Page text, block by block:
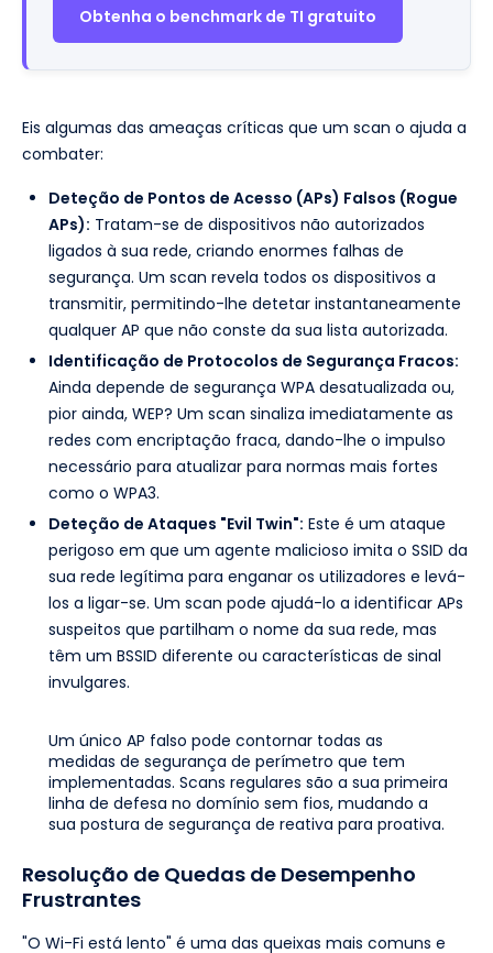
Obtenha o benchmark de TI gratuito
Eis algumas das ameaças críticas que um scan o ajuda a
combater:
Deteção de Pontos de Acesso (APs) Falsos (Rogue
APs): Tratam-se de dispositivos não autorizados
ligados à sua rede, criando enormes falhas de
segurança. Um scan revela todos os dispositivos a
transmitir, permitindo-lhe detetar instantaneamente
qualquer AP que não conste da sua lista autorizada.
Identificação de Protocolos de Segurança Fracos:
Ainda depende de segurança WPA desatualizada ou,
pior ainda, WEP? Um scan sinaliza imediatamente as
redes com encriptação fraca, dando-lhe o impulso
necessário para atualizar para normas mais fortes
como o WPA3.
Deteção de Ataques "Evil Twin": Este é um ataque
perigoso em que um agente malicioso imita o SSID da
sua rede legítima para enganar os utilizadores e levá-
los a ligar-se. Um scan pode ajudá-lo a identificar APs
suspeitos que partilham o nome da sua rede, mas
têm um BSSID diferente ou características de sinal
invulgares.
Um único AP falso pode contornar todas as
medidas de segurança de perímetro que tem
implementadas. Scans regulares são a sua primeira
linha de defesa no domínio sem fios, mudando a
sua postura de segurança de reativa para proativa.
Resolução de Quedas de Desempenho
Frustrantes
"O Wi-Fi está lento" é uma das queixas mais comuns e